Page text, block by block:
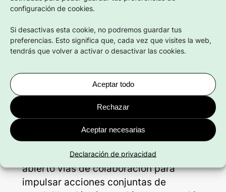
configuración de cookies.
Si desactivas esta cookie, no podremos guardar tus
preferencias. Esto significa que, cada vez que visites la web,
tendrás que volver a activar o desactivar las cookies.
Aceptar todo
Rechazar
Aceptar necesarias
Declaración de privacidad
desde una perspectiva multidisciplinar
en cuenta tanto los factores
individuales como los condicionantes
Desde el CJIB queremos trabajar de
bienestar juvenil, y consideramos que
el Colegio de Médicos puede ser un
aliado clave. Por este motivo, hemos
abierto vías de colaboración para
impulsar acciones conjuntas de